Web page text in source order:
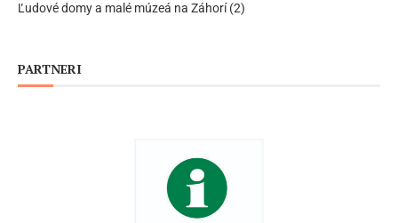
Ľudové domy a malé múzeá na Záhorí (2)
PARTNERI